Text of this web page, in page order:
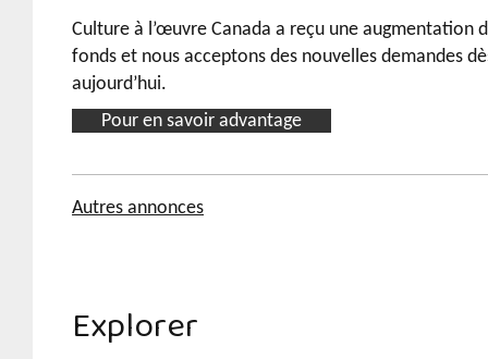
Culture à l’œuvre Canada a reçu une augmentation
fonds et nous acceptons des nouvelles demandes
aujourd’hui.
Pour en savoir advantage
Autres annonces
Explorer